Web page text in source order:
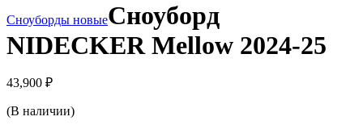
Сноуборды новыеСноуборд
NIDECKER Mellow 2024-25
43,900 ₽
(В наличии)